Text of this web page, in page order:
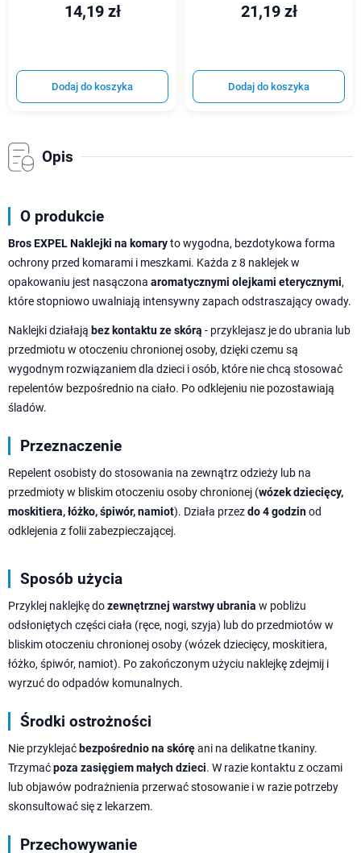
14,19 zł
Dodaj do koszyka
21,19 zł
Dodaj do koszyka
Opis
O produkcie
Bros EXPEL Naklejki na komaryto wygodna, bezdotykowa forma
ochrony przed komarami i meszkami. Każda z 8 naklejek w
opakowaniu jest nasączona aromatycznymi olejkami eterycznymi,
które stopniowo uwalniają intensywny zapach odstraszający owady.
Naklejki działają bez kontaktu ze skórą - przyklejasz je do ubrania lub
przedmiotu w otoczeniu chronionej osoby, dzięki czemu są
wygodnym rozwiązaniem dla dzieci i osób, które nie chcą stosować
repelentów bezpośrednio na ciało. Po odklejeniu nie pozostawiają
śladów.
Przeznaczenie
Repelent osobisty do stosowania na zewnątrz odzieży lub na
przedmioty w bliskim otoczeniu osoby chronionej (wózek dziecięcy,
moskitiera, łóżko, śpiwór, namiot). Działa przezdo 4 godzinod
odklejenia z folii zabezpieczającej.
Sposób użycia
Przyklej naklejkę dozewnętrznej warstwy ubrania w pobliżu
odsłoniętych części ciała (ręce, nogi, szyja) lub do przedmiotów w
bliskim otoczeniu chronionej osoby (wózek dziecięcy, moskitiera,
łóżko, śpiwór, namiot). Po zakończonym użyciu naklejkę zdejmij i
wyrzuć do odpadów komunalnych.
Środki ostrożności
Nie przyklejać bezpośrednio na skóręani na delikatne tkaniny.
Trzymaćpoza zasięgiem małych dzieci. W razie kontaktu z oczami
lub objawów podrażnienia przerwać stosowanie i w razie potrzeby
skonsultować się z lekarzem.
Przechowywanie